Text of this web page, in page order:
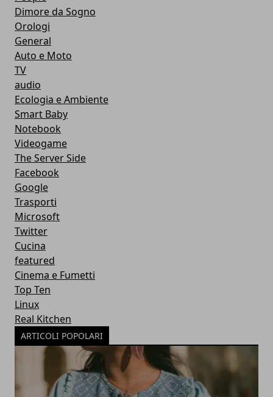
Dimore da Sogno
Orologi
General
Auto e Moto
TV
audio
Ecologia e Ambiente
Smart Baby
Notebook
Videogame
The Server Side
Facebook
Google
Trasporti
Microsoft
Twitter
Cucina
featured
Cinema e Fumetti
Top Ten
Linux
Real Kitchen
ARTICOLI POPOLARI